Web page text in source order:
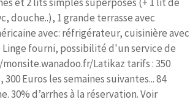
douche..), 1 grande terrasse avec
avec: réfrigérateur, cuisinière avec
fourni, possibilité d'un service de
Latikaz tarifs : 350
Euros les semaines suivantes... 84
30% d’arrhes à la réservation. Voir